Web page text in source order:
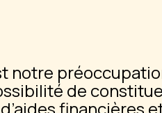
notre
de
financières